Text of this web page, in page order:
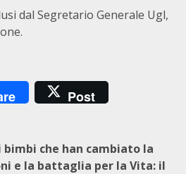
dal Segretario Generale Ugl,
Post
bimbi che han cambiato la
e la battaglia per la Vita: il